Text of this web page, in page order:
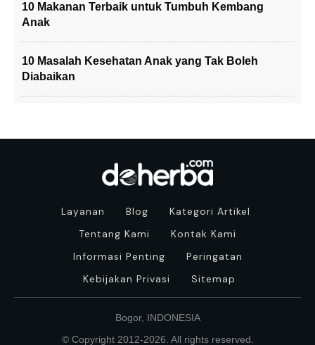
10 Makanan Terbaik untuk Tumbuh Kembang
Anak
10 Masalah Kesehatan Anak yang Tak Boleh
Diabaikan
Layanan Blog
Kategori Artikel
Tentang Kami
Kontak Kami
Informasi Penting
Peringatan
Kebijakan Privasi
Sitemap
Bogor, INDONESIA
© Copyright 2012-2026. All rights reserved.